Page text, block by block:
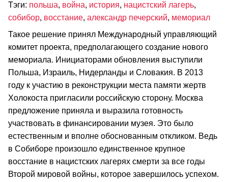
Тэги: польша, война, история, нацистский лагерь,
собибор, восстание, александр печерский, мемориал
Такое решение принял Международный управляющий
комитет проекта, предполагающего создание нового
мемориала. Инициаторами обновления выступили
Польша, Израиль, Нидерланды и Словакия. В 2013
году к участию в реконструкции места памяти жертв
Холокоста пригласили российскую сторону. Москва
предложение приняла и выразила готовность
участвовать в финансировании музея. Это было
естественным и вполне обоснованным откликом. Ведь
в Собиборе произошло единственное крупное
восстание в нацистских лагерях смерти за все годы
Второй мировой войны, которое завершилось успехом.